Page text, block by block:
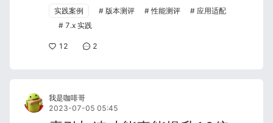
实践案例 版本测评 性能测评
应用适配
7.x 实践
12 2
我是咖啡哥
2023-07-05 05:45